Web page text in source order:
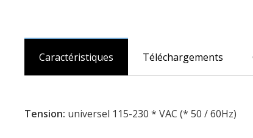
Caractéristiques Téléchargements
Tension: universel 115-230 * VAC (* 50 / 60Hz)